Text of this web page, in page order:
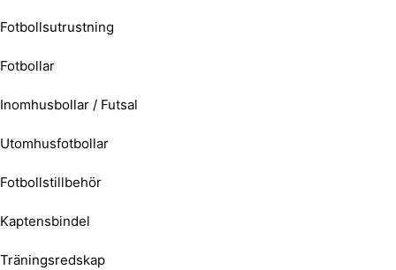
Fotbollsutrustning
Fotbollar
Inomhusbollar / Futsal
Utomhusfotbollar
Fotbollstillbehör
Kaptensbindel
Träningsredskap